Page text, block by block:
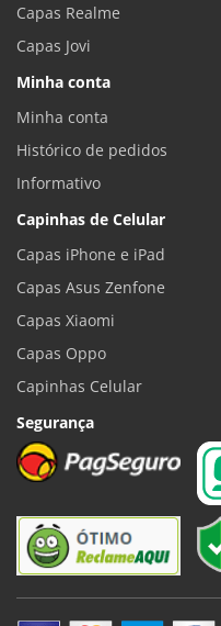
Capas Realme
Capas Jovi
Minha conta
Minha conta
Histórico de pedidos
Informativo
Capinhas de Celular
Capas iPhone e iPad
Capas Asus Zenfone
Capas Xiaomi
Capas Oppo
Capinhas Celular
Segurança